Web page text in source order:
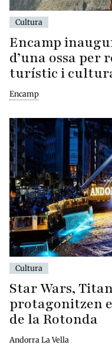
Cultura
Encamp
d’una ossa
turístic i
Encamp
Cultura
Star Wars,
protagonitzen
de la Rotonda
Andorra La Vella